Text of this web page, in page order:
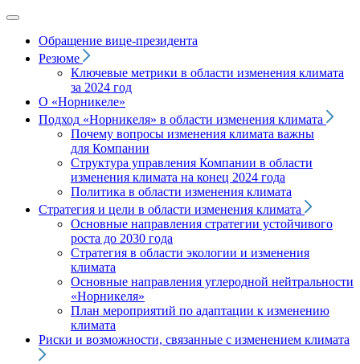
Обращение вице‑президента
Резюме
Ключевые метрики в области изменения климата
за 2024 год
О «Норникеле»
Подход «Норникеля» в области изменения климата
Почему вопросы изменения климата важны
для Компании
Структура управления Компании в области
изменения климата на конец 2024 года
Политика в области изменения климата
Стратегия и цели в области изменения климата
Основные направления стратегии устойчивого
роста до 2030 года
Стратегия в области экологии и изменения
климата
Основные направления углеродной нейтральности
«Норникеля»
План мероприятий по адаптации к изменению
климата
Риски и возможности, связанные с изменением климата